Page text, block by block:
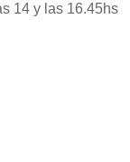
14 y las 16.45hs